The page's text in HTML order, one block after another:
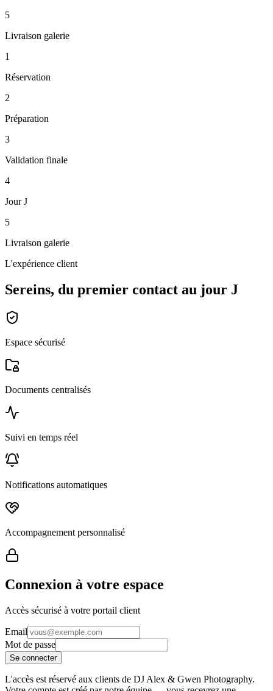
5
Livraison galerie
1
Réservation
2
Préparation
3
Validation finale
4
Jour J
5
Livraison galerie
L'expérience client
Sereins, du premier contact au jour J
Espace sécurisé
Documents centralisés
Suivi en temps réel
Notifications automatiques
Accompagnement personnalisé
Connexion à votre espace
Accès sécurisé à votre portail client
Email
Mot de passe
Se connecter
L'accès est réservé aux clients de DJ Alex & Gwen Photography.